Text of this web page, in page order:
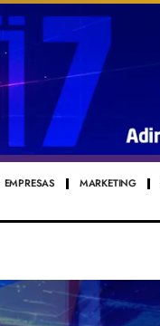
EMPRESAS MARKETING